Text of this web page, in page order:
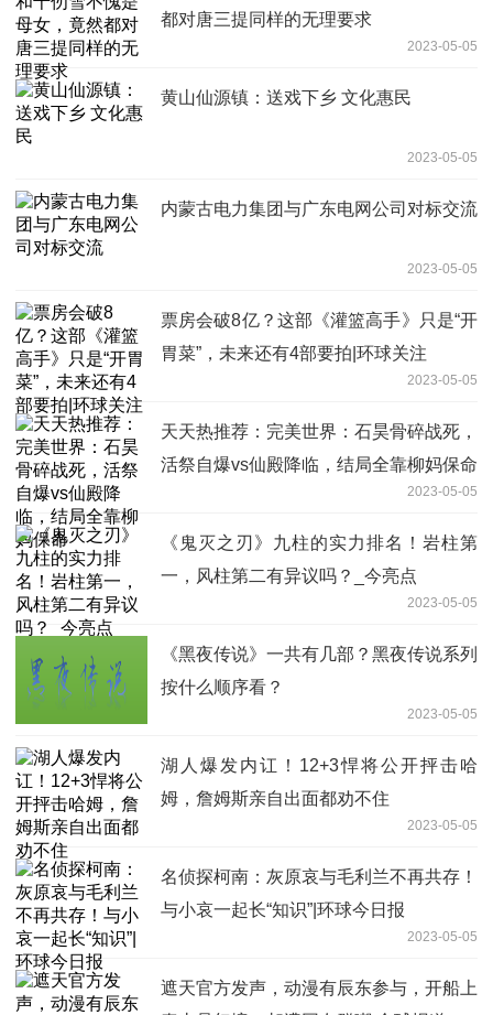
都对唐三提同样的无理要求
2023-05-05
黄山仙源镇：送戏下乡 文化惠民
2023-05-05
内蒙古电力集团与广东电网公司对标交流
2023-05-05
票房会破8亿？这部《灌篮高手》只是“开
胃菜”，未来还有4部要拍|环球关注
2023-05-05
天天热推荐：完美世界：石昊骨碎战死，
活祭自爆vs仙殿降临，结局全靠柳妈保命
2023-05-05
《鬼灭之刃》九柱的实力排名！岩柱第
一，风柱第二有异议吗？_今亮点
2023-05-05
《黑夜传说》一共有几部？黑夜传说系列
按什么顺序看？
2023-05-05
湖人爆发内讧！12+3悍将公开抨击哈
姆，詹姆斯亲自出面都劝不住
2023-05-05
名侦探柯南：灰原哀与毛利兰不再共存！
与小哀一起长“知识”|环球今日报
2023-05-05
遮天官方发声，动漫有辰东参与，开船上